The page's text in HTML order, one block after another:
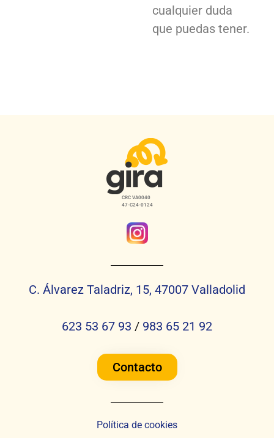
cualquier duda
que puedas tener.
CRC VA0040
47-C24-0124
C. Álvarez Taladriz, 15, 47007 Valladolid
623 53 67 93 / 983 65 21 92
Contacto
Política de cookies